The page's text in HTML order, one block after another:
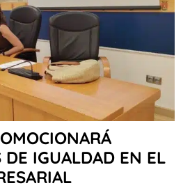
DE IGUALDAD EN EL